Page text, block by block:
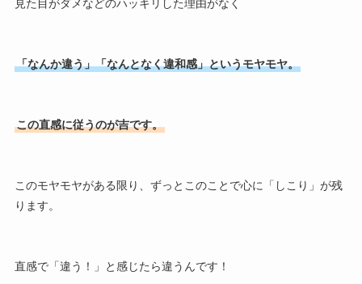
見た目がダメなどのハッキリした理由がなく
「なんか違う」「なんとなく違和感」というモヤモヤ。
この直感に従うのが吉です。
このモヤモヤがある限り、ずっとこのことで心に「しこり」が残
ります。
直感で「違う！」と感じたら違うんです！